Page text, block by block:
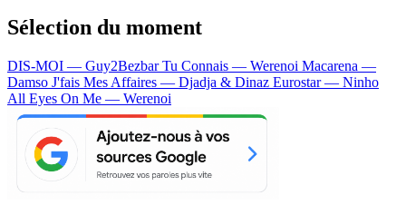
Sélection du moment
DIS-MOI — Guy2BezbarTu Connais — Werenoi Macarena —
Damso J'fais Mes Affaires — Djadja & Dinaz Eurostar — Ninho
All Eyes On Me — Werenoi